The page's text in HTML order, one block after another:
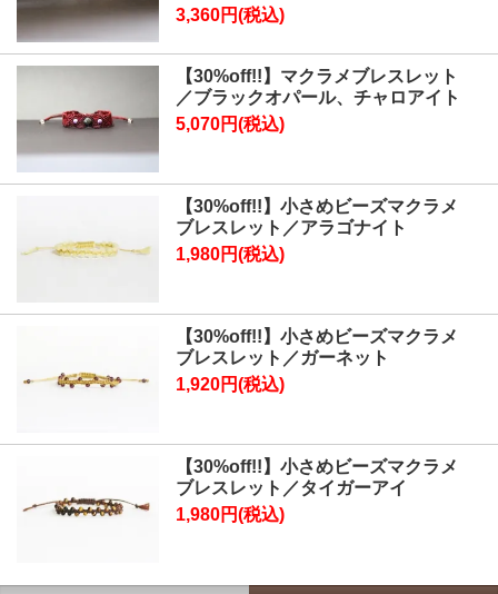
3,360円(税込)
【30%off!!】マクラメブレスレット
／ブラックオパール、チャロアイト
5,070円(税込)
【30%off!!】小さめビーズマクラメ
ブレスレット／アラゴナイト
1,980円(税込)
【30%off!!】小さめビーズマクラメ
ブレスレット／ガーネット
1,920円(税込)
【30%off!!】小さめビーズマクラメ
ブレスレット／タイガーアイ
1,980円(税込)